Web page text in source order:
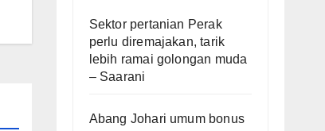
Sektor pertanian Perak
perlu diremajakan, tarik
lebih ramai golongan muda
– Saarani
Abang Johari umum bonus